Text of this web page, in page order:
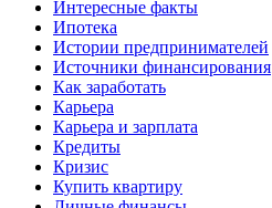
Интересные факты
Ипотека
Истории предпринимателей
Источники финансирования
Как заработать
Карьера
Карьера и зарплата
Кредиты
Кризис
Купить квартиру